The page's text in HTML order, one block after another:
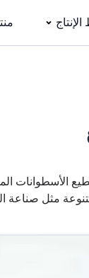
الأسطوانات
مثل صناعة